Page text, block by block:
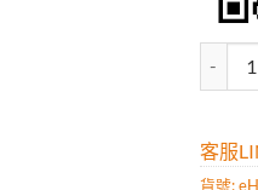
客服
貨號: